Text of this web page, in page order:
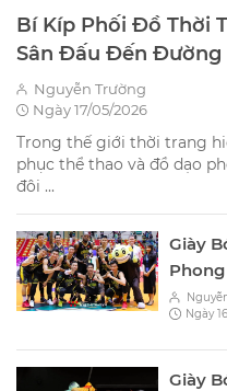
Bí Kíp Phối Đồ Thời
Sân Đấu Đến Đường
Nguyễn Trường
Ngày 17/05/2026
Trong thế giới thời trang
phục thể thao và đồ dạo
đôi ...
Giày
Cuốn
Ngày
Giày